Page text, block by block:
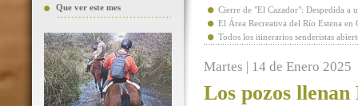
Que ver este mes
Cierre de "El Cazador": Despedida a
El Área Recreativa del Río Estena
Todos los itinerarios senderistas
Martes | 14 de Enero 2025
Los pozos